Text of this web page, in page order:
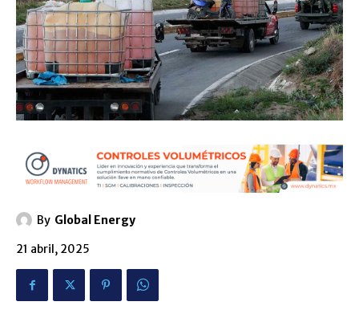
By Global Energy
21 abril, 2025